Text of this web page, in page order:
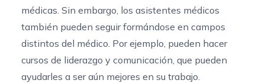
médicas. Sin embargo, los asistentes médicos
también pueden seguir formándose en campos
distintos del médico. Por ejemplo, pueden hacer
cursos de liderazgo y comunicación, que pueden
ayudarles a ser aún mejores en su trabajo.